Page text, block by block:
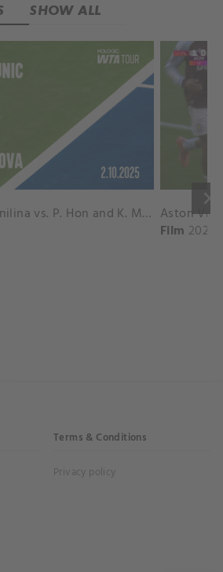
SHOW ALL
keyboard_arrow_right
A. Krunic and A. Danilina vs. P. Hon and K. Muchova Match Highlights - BEIJING_Capital Group Diamond ( October 02, 2025)
Film 2026
Terms & Conditions
Privacy policy